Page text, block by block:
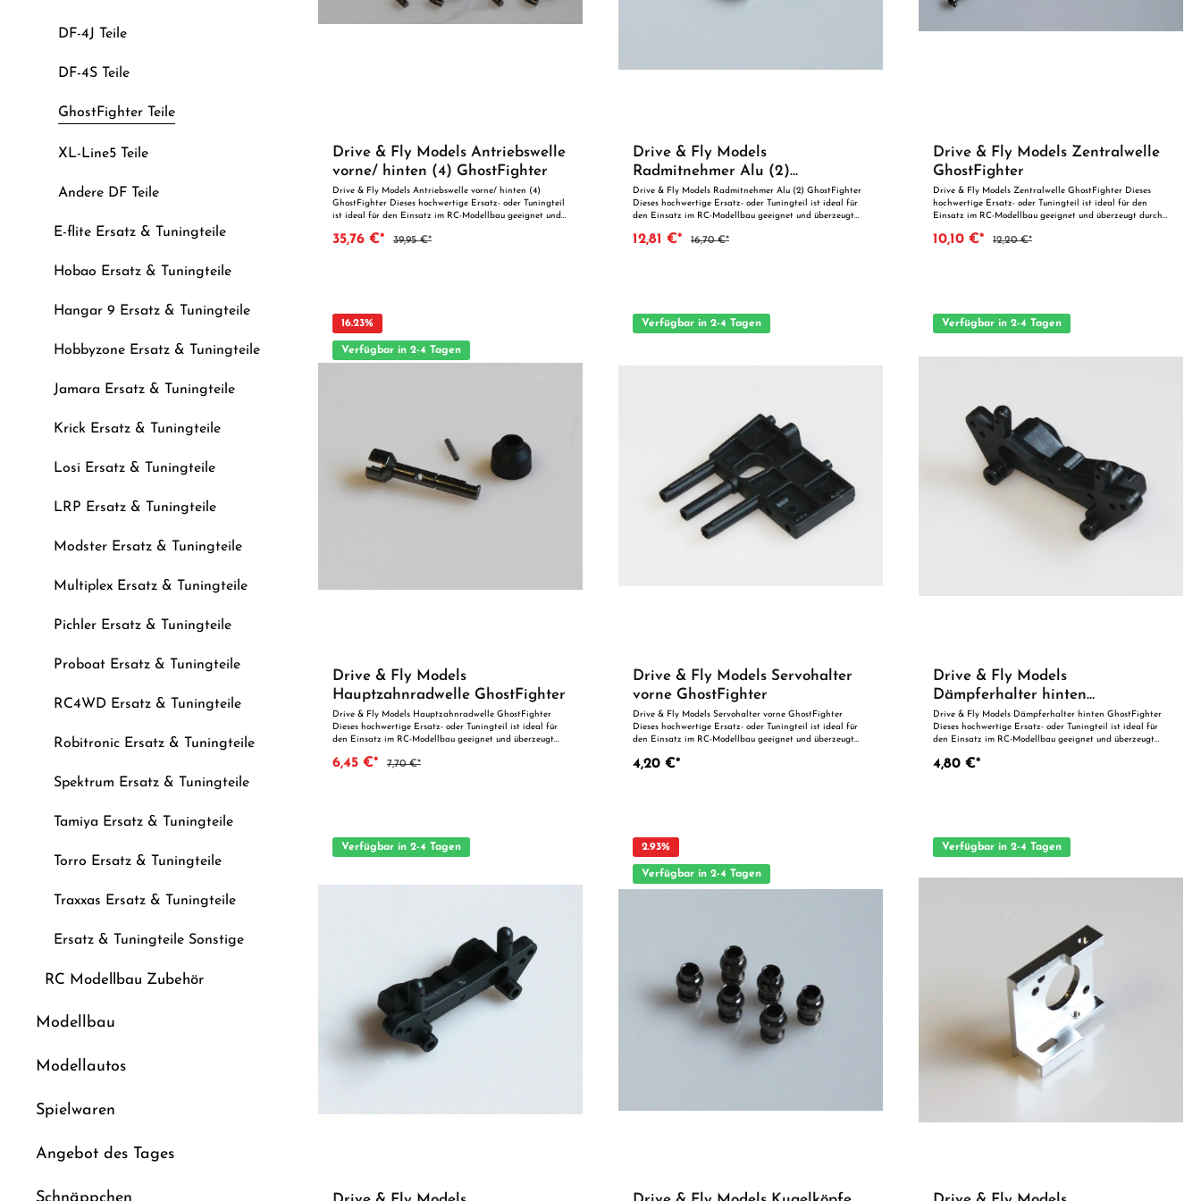
DF-4J Teile
DF-4S Teile
GhostFighter Teile
XL-Line5 Teile
Andere DF Teile
E-flite Ersatz & Tuningteile
Hobao Ersatz & Tuningteile
Hangar 9 Ersatz & Tuningteile
Hobbyzone Ersatz & Tuningteile
Jamara Ersatz & Tuningteile
Krick Ersatz & Tuningteile
Losi Ersatz & Tuningteile
LRP Ersatz & Tuningteile
Modster Ersatz & Tuningteile
Multiplex Ersatz & Tuningteile
Pichler Ersatz & Tuningteile
Proboat Ersatz & Tuningteile
RC4WD Ersatz & Tuningteile
Robitronic Ersatz & Tuningteile
Spektrum Ersatz & Tuningteile
Tamiya Ersatz & Tuningteile
Torro Ersatz & Tuningteile
Traxxas Ersatz & Tuningteile
Ersatz & Tuningteile Sonstige
RC Modellbau Zubehör
Modellbau
Modellautos
Spielwaren
Angebot des Tages
Drive & Fly Models Antriebswelle
vorne/ hinten (4) GhostFighter
Drive & Fly Models Antriebswelle vorne/ hinten (4)
GhostFighter Dieses hochwertige Ersatz- oder Tuningteil
ist ideal für den Einsatz im RC-Modellbau geeignet und
Qualität. Dank der perfekten Passgenauigkeit ist es
unmittelbarer Aufsicht von Erwachsenen.
35,76 €* 39,95 €*
Drive & Fly Models
Radmitnehmer Alu (2)
GhostFighter
Drive & Fly Models Radmitnehmer Alu (2) GhostFighter
Dieses hochwertige Ersatz- oder Tuningteil ist ideal für
den Einsatz im RC-Modellbau geeignet und überzeugt
der perfekten Passgenauigkeit ist es optimal als
Aufsicht von Erwachsenen.
12,81 €* 16,70 €*
Drive & Fly Models Zentralwelle
GhostFighter
Drive & Fly Models Zentralwelle GhostFighter Dieses
hochwertige Ersatz- oder Tuningteil ist ideal für den
Einsatz im RC-Modellbau geeignet und überzeugt durch
perfekten Passgenauigkeit ist es optimal als Ersatzteil
Erwachsenen.
10,10 €* 12,20 €*
16.23%
Verfügbar in 2-4 Tagen
Drive & Fly Models
Hauptzahnradwelle GhostFighter
Drive & Fly Models Hauptzahnradwelle GhostFighter
Dieses hochwertige Ersatz- oder Tuningteil ist ideal für
den Einsatz im RC-Modellbau geeignet und überzeugt
der perfekten Passgenauigkeit ist es optimal als
Aufsicht von Erwachsenen.
6,45 €* 7,70 €*
Verfügbar in 2-4 Tagen
Drive & Fly Models Servohalter
vorne GhostFighter
Drive & Fly Models Servohalter vorne GhostFighter
Dieses hochwertige Ersatz- oder Tuningteil ist ideal für
den Einsatz im RC-Modellbau geeignet und überzeugt
der perfekten Passgenauigkeit ist es optimal als
Aufsicht von Erwachsenen.
4,20 €*
Verfügbar in 2-4 Tagen
Drive & Fly Models
Dämpferhalter hinten
GhostFighter
Drive & Fly Models Dämpferhalter hinten GhostFighter
Dieses hochwertige Ersatz- oder Tuningteil ist ideal für
den Einsatz im RC-Modellbau geeignet und überzeugt
der perfekten Passgenauigkeit ist es optimal als
Aufsicht von Erwachsenen.
4,80 €*
Verfügbar in 2-4 Tagen 2.93%
Verfügbar in 2-4 Tagen
Verfügbar in 2-4 Tagen